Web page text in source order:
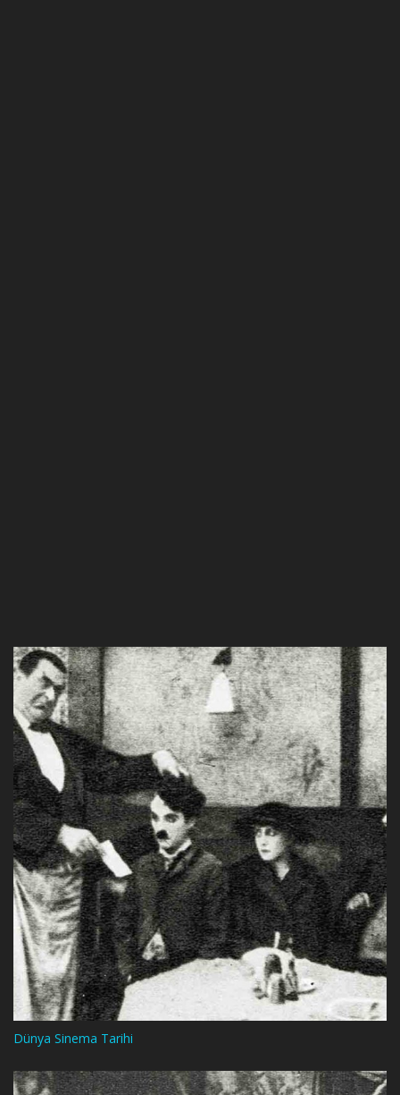
Dünya Sinema Tarihi